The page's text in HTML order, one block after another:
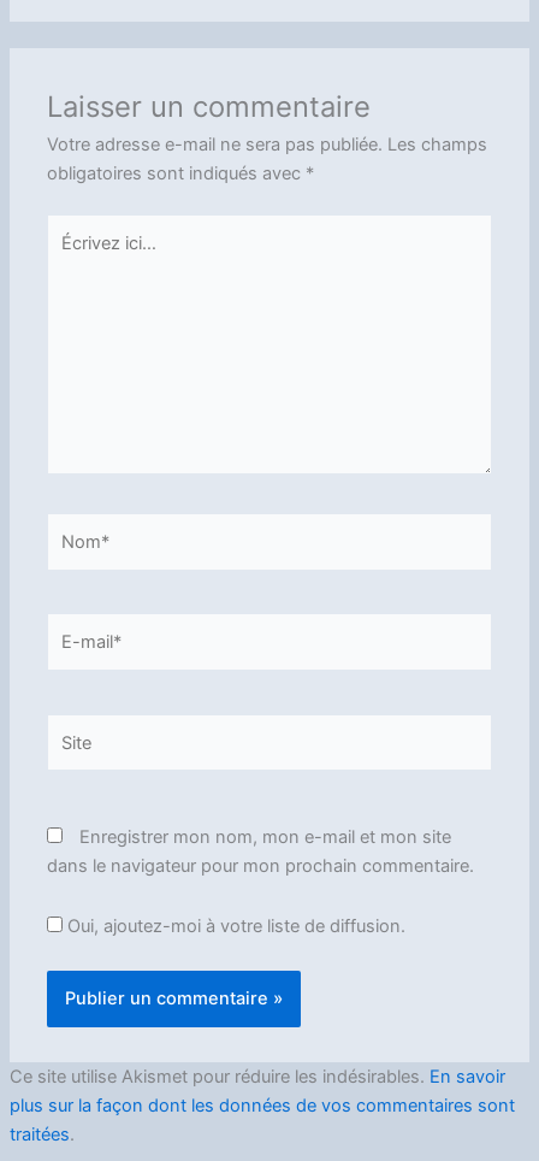
Laisser un commentaire
Votre adresse e-mail ne sera pas publiée. Les champs
obligatoires sont indiqués avec *
Écrivez
ici…
mail*
Enregistrer mon nom, mon e-mail et mon site
dans le navigateur pour mon prochain commentaire.
Oui, ajoutez-moi à votre liste de diffusion.
Ce site utilise Akismet pour réduire les indésirables. En savoir
plus sur la façon dont les données de vos commentaires sont
traitées.